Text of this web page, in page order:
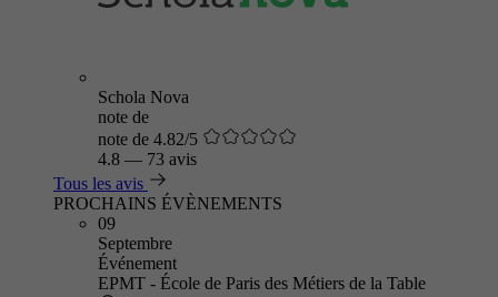
Schola Nova
note de
note de 4.82/5
4.8 — 73 avis
Tous les avis
PROCHAINS ÉVÈNEMENTS
09
Septembre
Événement
EPMT - École de Paris des Métiers de la Table